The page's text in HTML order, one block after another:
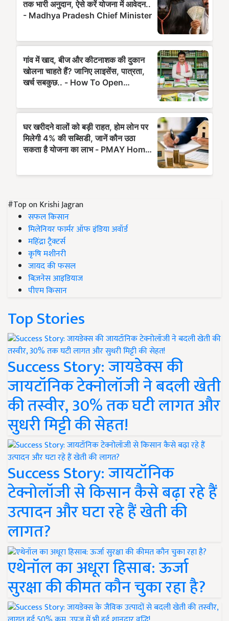
#Top on Krishi Jagran
सफल किसान
मिलेनियर फार्मर ऑफ इंडिया अवॉर्ड
महिंद्रा ट्रैक्टर्स
कृषि मशीनरी
जायद की फसल
बिज़नेस आइडियाज
पीएम किसान
Top Stories
Success Story: जायडेक्स की
जायटॉनिक टेक्नोलॉजी ने बदली खेती
की तस्वीर, 30% तक घटी लागत और
सुधरी मिट्टी की सेहत!
Success Story: जायटॉनिक
टेक्नोलॉजी से किसान कैसे बढ़ा रहे हैं
उत्पादन और घटा रहे हैं खेती की
लागत?
एथेनॉल का अधूरा हिसाब: ऊर्जा
सुरक्षा की कीमत कौन चुका रहा है?